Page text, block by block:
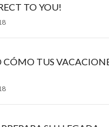
TO YOU!
TUS